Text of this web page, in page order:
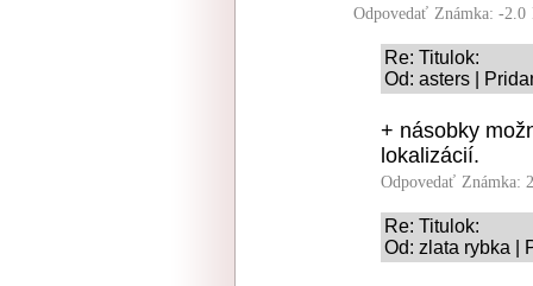
Odpovedať Známka: -2.0
Re: Titulok:
Od: asters |
+ násobky
lokalizácií.
Odpovedať Známka:
Re: Titulok:
Od: zlata rybka |